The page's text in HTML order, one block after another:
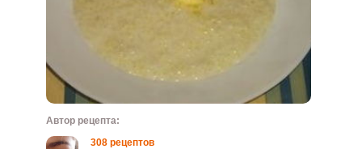
Автор рецепта:
308 рецептов